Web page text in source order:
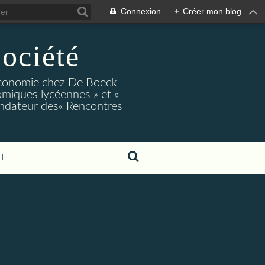
Connexion + Créer mon blog
chez De Boeck
lycéennes » et «
des« Rencontres